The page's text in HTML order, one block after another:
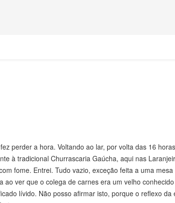
perder a hora. Voltando ao lar, por volta das 16
à tradicional Churrascaria Gaúcha, aqui nas
fome. Entrei. Tudo vazio, exceção feita a uma
ver que o colega de carnes era um velho
lívido. Não posso afirmar isto, porque o reflexo da